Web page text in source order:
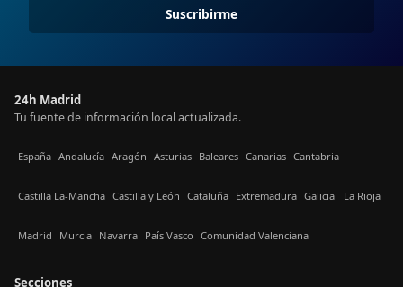
Suscribirme
24h Madrid
Tu fuente de información local actualizada.
España Andalucía Aragón Asturias Baleares Canarias Cantabria
Castilla La-Mancha Castilla y León Cataluña Extremadura Galicia La Rioja
Madrid Murcia Navarra País Vasco Comunidad Valenciana
Secciones